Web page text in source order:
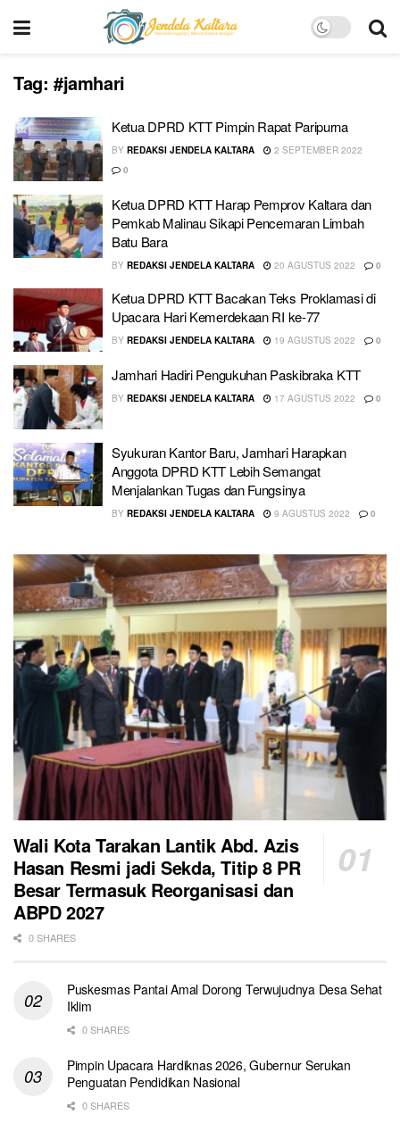
Tag: #jamhari
Ketua DPRD KTT Pimpin Rapat Paripurna
BY REDAKSI JENDELA KALTARA
2 SEPTEMBER 2022
0
Ketua DPRD KTT Harap Pemprov Kaltara dan
Pemkab Malinau Sikapi Pencemaran Limbah
Batu Bara
BY REDAKSI JENDELA KALTARA 20 AGUSTUS 2022 0
Ketua DPRD KTT Bacakan Teks Proklamasi di
Upacara Hari Kemerdekaan RI ke-77
BY REDAKSI JENDELA KALTARA 19 AGUSTUS 2022 0
Jamhari Hadiri Pengukuhan Paskibraka KTT
BY REDAKSI JENDELA KALTARA 17 AGUSTUS 2022 0
Syukuran Kantor Baru, Jamhari Harapkan
Anggota DPRD KTT Lebih Semangat
Menjalankan Tugas dan Fungsinya
BY REDAKSI JENDELA KALTARA 9 AGUSTUS 2022 0
Wali Kota Tarakan Lantik Abd. Azis
Hasan Resmi jadi Sekda, Titip 8 PR
Besar Termasuk Reorganisasi dan
ABPD 2027
0 SHARES
Puskesmas Pantai Amal Dorong Terwujudnya Desa Sehat
Iklim
0 SHARES
Pimpin Upacara Hardiknas 2026, Gubernur Serukan
Penguatan Pendidikan Nasional
0 SHARES